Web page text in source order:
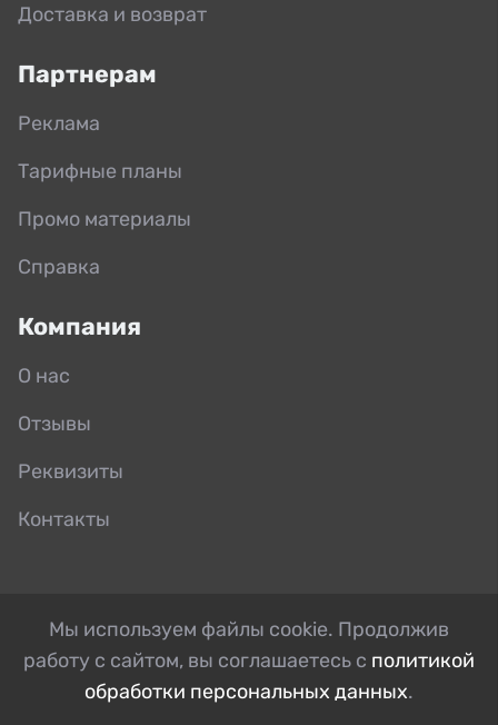
Доставка и возврат
Партнерам
Реклама
Тарифные планы
Промо материалы
Справка
Компания
О нас
Отзывы
Реквизиты
Контакты
Мы используем файлы cookie. Продолжив
работу с сайтом, вы соглашаетесь с политикой
обработки персональных данных.